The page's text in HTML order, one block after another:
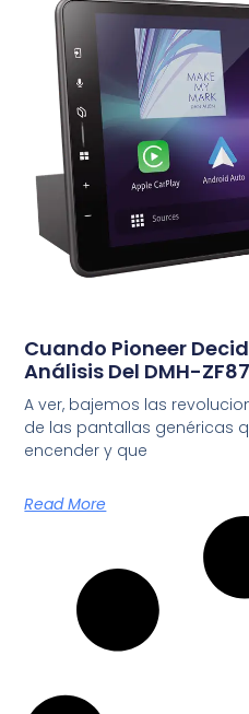
Cuando Pioneer
Análisis Del DMH-
A ver, bajemos las
de las pantallas genéricas
encender y que
Read More